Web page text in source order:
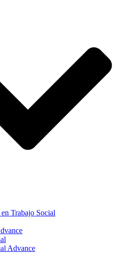
Trabajo Social
Advance